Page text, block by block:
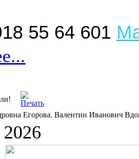
55 64 601
Егорова. Валентин Иванович